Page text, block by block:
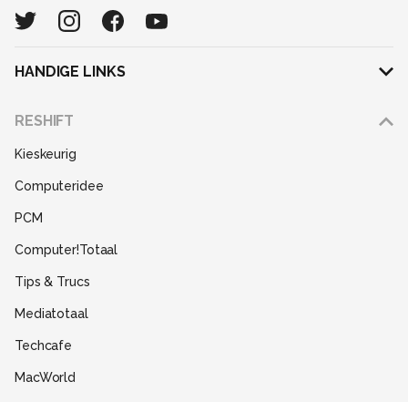
HANDIGE LINKS
RESHIFT
Kieskeurig
Computeridee
PCM
Computer!Totaal
Tips & Trucs
Mediatotaal
Techcafe
MacWorld